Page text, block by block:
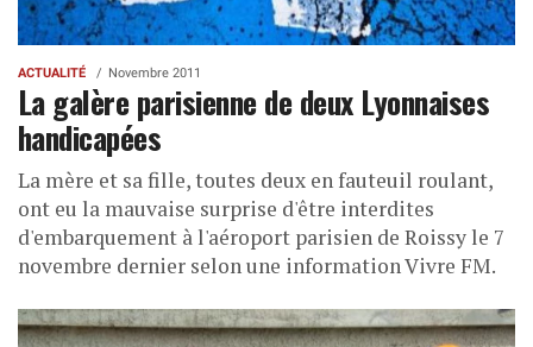
ACTUALITÉ Novembre 2011
La galère parisienne de deux Lyonnaises
handicapées
La mère et sa fille, toutes deux en fauteuil roulant,
ont eu la mauvaise surprise d'être interdites
d'embarquement à l'aéroport parisien de Roissy le 7
novembre dernier selon une information Vivre FM.